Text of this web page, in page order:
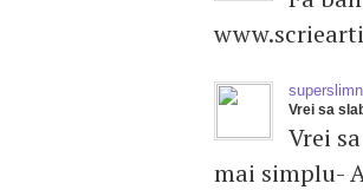
Vrei sa
Vrei
mai simplu-